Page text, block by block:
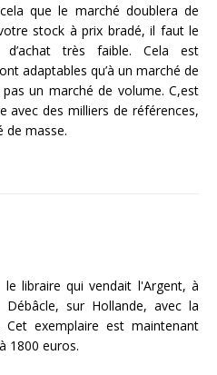
que le marché doublera de
stock à prix bradé, il faut le
très faible. Cela est
adaptables qu’à un marché de
un marché de volume. C,est
avec des milliers de références,
de masse.
libraire qui vendait l'Argent, à
sur Hollande, avec la
exemplaire est maintenant
1800 euros.